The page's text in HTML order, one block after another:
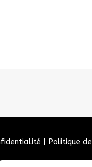
Politique